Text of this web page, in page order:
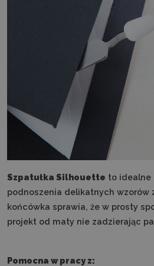
Szpatułka Silhouette to idealne
podnoszenia delikatnych wzorów
końcówka sprawia, że w prosty
projekt od maty nie zadzierając
Pomocna w pracy z: